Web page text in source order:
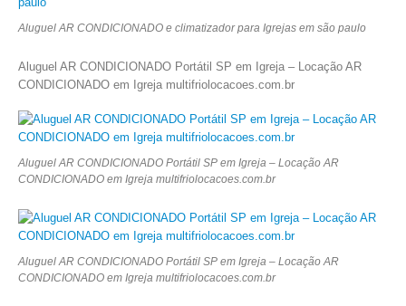
Aluguel AR CONDICIONADO e climatizador para Igrejas em são paulo
Aluguel AR CONDICIONADO Portátil SP em Igreja – Locação AR
CONDICIONADO em Igreja multifriolocacoes.com.br
Aluguel AR CONDICIONADO Portátil SP em Igreja – Locação AR
CONDICIONADO em Igreja multifriolocacoes.com.br
Aluguel AR CONDICIONADO Portátil SP em Igreja – Locação AR
CONDICIONADO em Igreja multifriolocacoes.com.br